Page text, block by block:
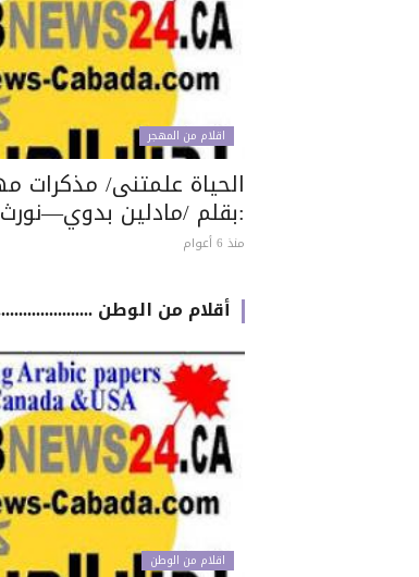
اقلام من المهجر
الحياة علمتنى/ مذكرات
:بقلم /مادلين
منذ 6 أعوام
أقلام من الوطن
اقلام من الوطن